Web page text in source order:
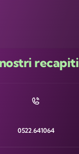
recapiti
0522.641064